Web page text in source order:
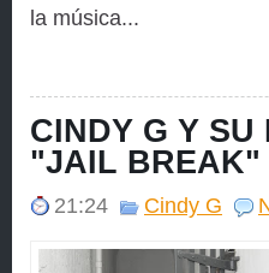
la música...
CINDY G Y SU
"JAIL BREAK"
21:24 Cindy G